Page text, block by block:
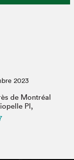
et en ligne
2023
de Montréal
Pl,